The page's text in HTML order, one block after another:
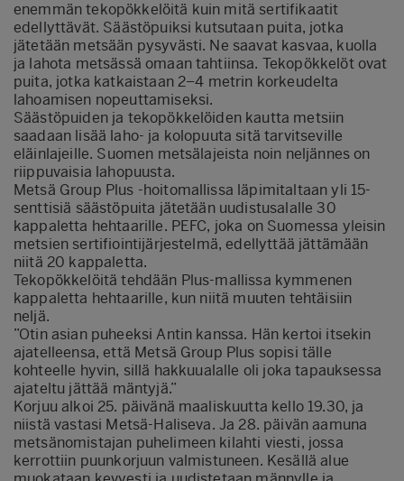
enemmän tekopökkelöitä kuin mitä sertifikaatit
edellyttävät. Säästöpuiksi kutsutaan puita, jotka
jätetään metsään pysyvästi. Ne saavat kasvaa, kuolla
ja lahota metsässä omaan tahtiinsa. Tekopökkelöt ovat
puita, jotka katkaistaan 2–4 metrin korkeudelta
lahoamisen nopeuttamiseksi.
Säästöpuiden ja tekopökkelöiden kautta metsiin
saadaan lisää laho- ja kolopuuta sitä tarvitseville
eläinlajeille. Suomen metsälajeista noin neljännes on
riippuvaisia lahopuusta.
Metsä Group Plus -hoitomallissa läpimitaltaan yli 15-
senttisiä säästöpuita jätetään uudistusalalle 30
kappaletta hehtaarille. PEFC, joka on Suomessa yleisin
metsien sertifiointijärjestelmä, edellyttää jättämään
niitä 20 kappaletta.
Tekopökkelöitä tehdään Plus-mallissa kymmenen
kappaletta hehtaarille, kun niitä muuten tehtäisiin
neljä.
”Otin asian puheeksi Antin kanssa. Hän kertoi itsekin
ajatelleensa, että Metsä Group Plus sopisi tälle
kohteelle hyvin, sillä hakkuualalle oli joka tapauksessa
ajateltu jättää mäntyjä.”
Korjuu alkoi 25. päivänä maaliskuutta kello 19.30, ja
niistä vastasi Metsä-Haliseva. Ja 28. päivän aamuna
metsänomistajan puhelimeen kilahti viesti, jossa
kerrottiin puunkorjuun valmistuneen. Kesällä alue